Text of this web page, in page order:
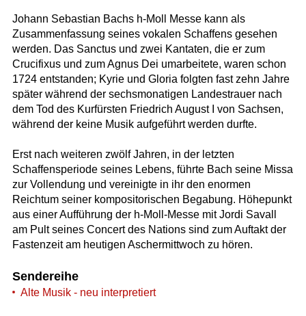
Johann Sebastian Bachs h-Moll Messe kann als
Zusammenfassung seines vokalen Schaffens gesehen
werden. Das Sanctus und zwei Kantaten, die er zum
Crucifixus und zum Agnus Dei umarbeitete, waren schon
1724 entstanden; Kyrie und Gloria folgten fast zehn Jahre
später während der sechsmonatigen Landestrauer nach
dem Tod des Kurfürsten Friedrich August I von Sachsen,
während der keine Musik aufgeführt werden durfte.
Erst nach weiteren zwölf Jahren, in der letzten
Schaffensperiode seines Lebens, führte Bach seine Missa
zur Vollendung und vereinigte in ihr den enormen
Reichtum seiner kompositorischen Begabung. Höhepunkt
aus einer Aufführung der h-Moll-Messe mit Jordi Savall
am Pult seines Concert des Nations sind zum Auftakt der
Fastenzeit am heutigen Aschermittwoch zu hören.
Sendereihe
Alte Musik - neu interpretiert